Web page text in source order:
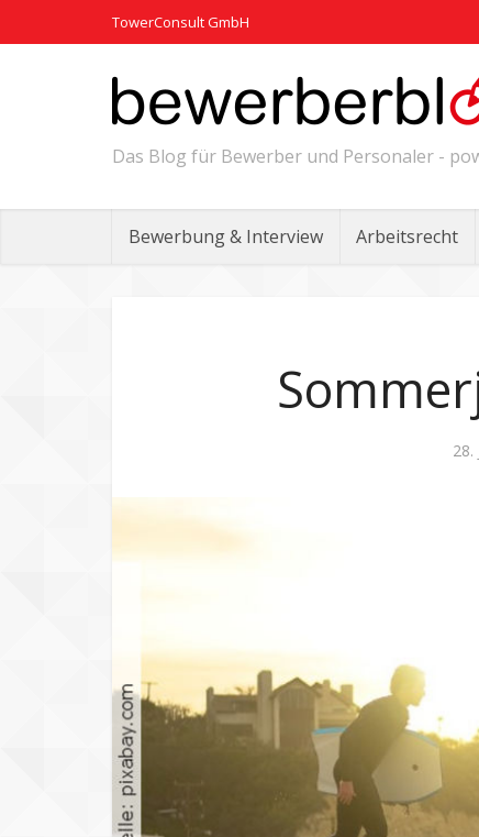
TowerConsult GmbH
Das Blog für Bewerber und Personaler -
Bewerbung & Interview Arbeitsrecht
28.